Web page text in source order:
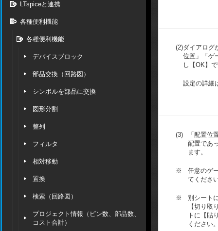
LTspiceと連携
各種便利機能
各種便利機能
デバイスブロック
部品交換（回路図）
シンボルを部品に交換
図形分割
整列
フィルタ
相対移動
置換
検索（回路図）
プロジェクト情報（ピン数、部品数、
コスト合計）
(2)ダイアログ
位置」「ゲ
し【OK】
設定の詳細
(3)
「配置位
配置であ
ます。
※
任意のゲ
てくださ
※
別シート
【切り取
トに【貼
ください